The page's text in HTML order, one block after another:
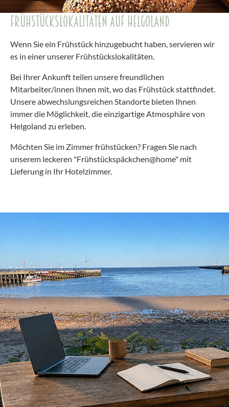
FRÜHSTÜCKSLOKALITÄTEN AUF HELGOLAND
Wenn Sie ein Frühstück hinzugebucht haben, servieren wir
es in einer unserer Frühstückslokalitäten.
Bei Ihrer Ankunft teilen unsere freundlichen
Mitarbeiter/innen Ihnen mit, wo das Frühstück stattfindet.
Unsere abwechslungsreichen Standorte bieten Ihnen
immer die Möglichkeit, die einzigartige Atmosphäre von
Helgoland zu erleben.
Möchten Sie im Zimmer frühstücken? Fragen Sie nach
unserem leckeren "Frühstückspäckchen@home" mit
Lieferung in Ihr Hotelzimmer.